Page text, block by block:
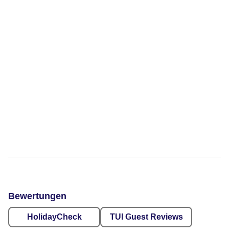
Bewertungen
HolidayCheck TUI Guest Reviews